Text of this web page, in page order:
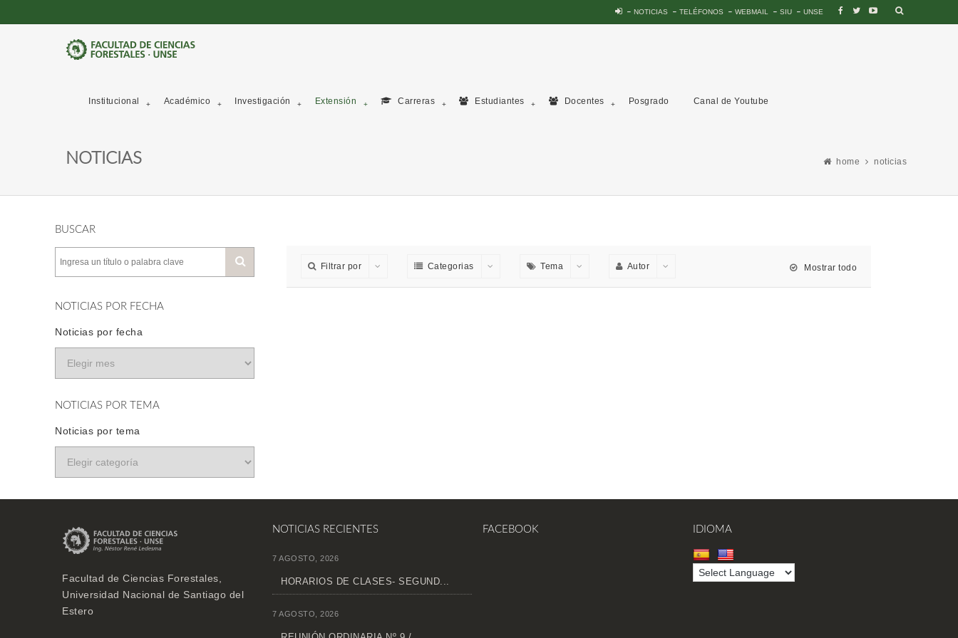
NOTICIAS TELÉFONOS WEBMAIL SIU UNSE
Institucional Académico Investigación Extensión Carreras Estudiantes Docentes Posgrado Canal de Youtube
NOTICIAS home noticias
BUSCAR
NOTICIAS POR FECHA
Noticias por fecha
NOTICIAS POR TEMA
Noticias por tema
Filtrar por Categorias Tema Autor Mostrar todo
Facultad de Ciencias Forestales,
Universidad Nacional de Santiago del
Estero
NOTICIAS RECIENTES
7 AGOSTO, 2026
HORARIOS DE CLASES- SEGUND...
7 AGOSTO, 2026
FACEBOOK IDIOMA